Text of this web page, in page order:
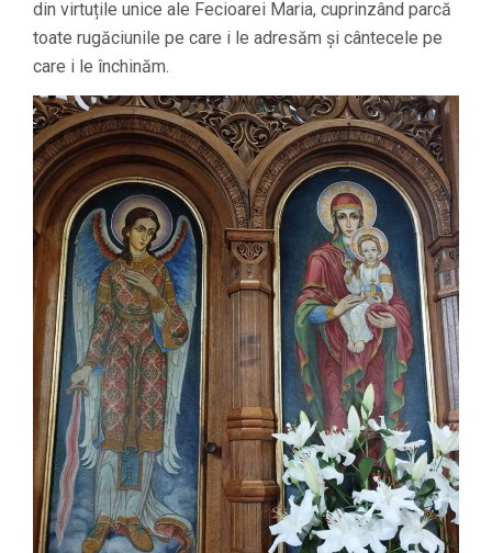
din virtuțile unice ale Fecioarei Maria, cuprinzând parcă
toate rugăciunile pe care i le adresăm și cântecele pe
care i le închinăm.